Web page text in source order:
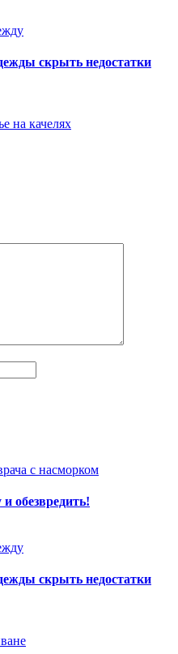
скрыть недостатки
обезвредить!
скрыть недостатки